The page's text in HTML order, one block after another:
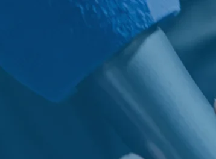
Únase a nosotros